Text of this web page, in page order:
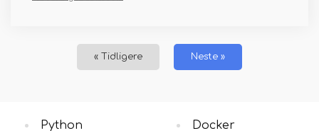
« Tidligere Neste »
Python Docker